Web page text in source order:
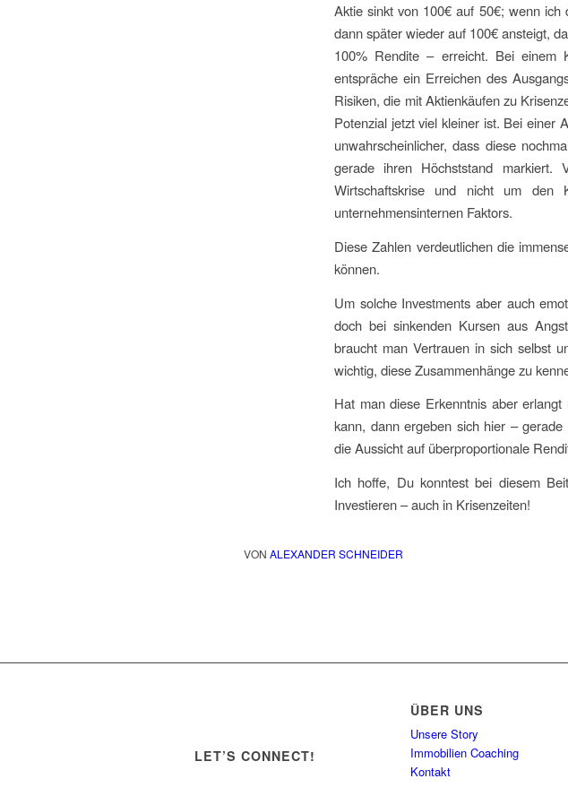
Aktie sinkt von 100€ auf 50€; wenn
dann später wieder auf 100€ ansteigt,
100% Rendite – erreicht. Bei einem
entspräche ein Erreichen des
Risiken, die mit Aktienkäufen zu
Potenzial jetzt viel kleiner ist. Bei einer
unwahrscheinlicher, dass diese
gerade ihren Höchststand markiert.
Wirtschaftskrise und nicht um den
unternehmensinternen Faktors.
Diese Zahlen verdeutlichen die
können.
Um solche Investments aber auch
doch bei sinkenden Kursen aus
braucht man Vertrauen in sich selbst
wichtig, diese Zusammenhänge zu
Hat man diese Erkenntnis aber
kann, dann ergeben sich hier –
die Aussicht auf überproportionale
Ich hoffe, Du konntest bei diesem
Investieren – auch in Krisenzeiten!
VON ALEXANDER SCHNEIDER
LET’S CONNECT!
ÜBER UNS
Unsere Story
Immobilien Coaching
Kontakt